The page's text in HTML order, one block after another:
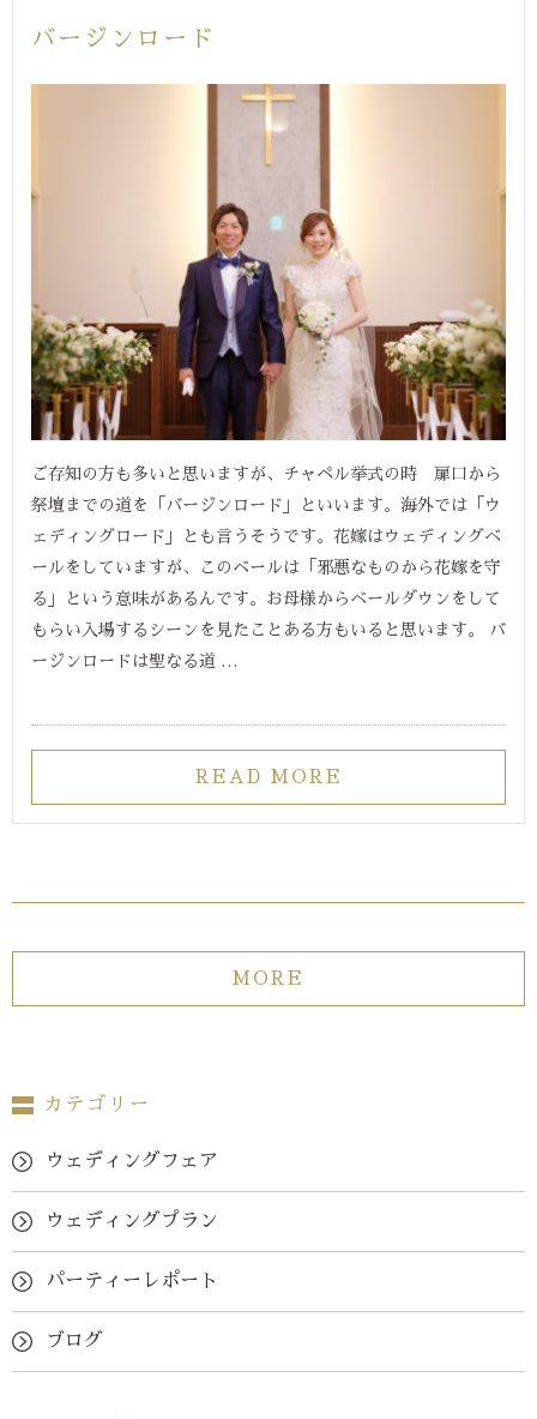
バージンロード
ご存知の方も多いと思いますが、チャペル挙式の時 扉口から
祭壇までの道を「バージンロード」といいます。海外では「ウ
ェディングロード」とも言うそうです。花嫁はウェディングベ
ールをしていますが、このベールは「邪悪なものから花嫁を守
る」という意味があるんです。お母様からベールダウンをして
もらい入場するシーンを見たことある方もいると思います。 バ
ージンロードは聖なる道 …
READ MORE
MORE
カテゴリー
ウェディングフェア
ウェディングプラン
パーティーレポート
ブログ